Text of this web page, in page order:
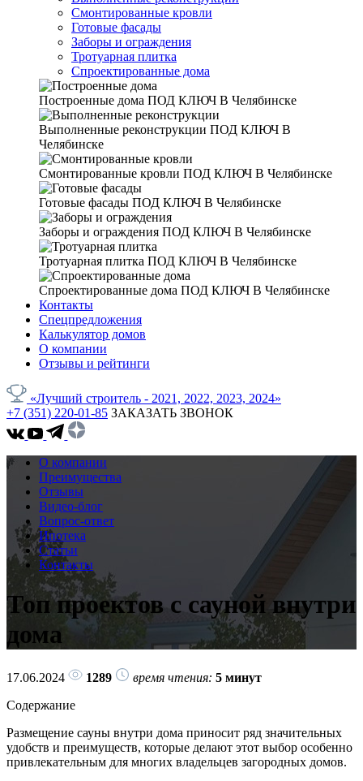
Смонтированные кровли
Готовые фасады
Заборы и ограждения
Тротуарная плитка
Спроектированные дома
Построенные дома ПОД КЛЮЧ В Челябинске
Выполненные реконструкции ПОД КЛЮЧ В
Челябинске
Смонтированные кровли ПОД КЛЮЧ В Челябинске
Готовые фасады ПОД КЛЮЧ В Челябинске
Заборы и ограждения ПОД КЛЮЧ В Челябинске
Тротуарная плитка ПОД КЛЮЧ В Челябинске
Спроектированные дома ПОД КЛЮЧ В Челябинске
Контакты
Спецпредложения
Калькулятор домов
О компании
Отзывы и рейтинги
«Лучший строитель - 2021, 2022, 2023, 2024»
+7 (351) 220-01-85 ЗАКАЗАТЬ ЗВОНОК
О компании
Преимущества
Отзывы
Видео-блог
Вопрос-ответ
Ипотека
Статьи
Контакты
Топ проектов с сауной внутри
дома
17.06.2024 1289 время чтения: 5 минут
Содержание
Размещение сауны внутри дома приносит ряд значительных
удобств и преимуществ, которые делают этот выбор особенно
привлекательным для многих владельцев загородных домов.